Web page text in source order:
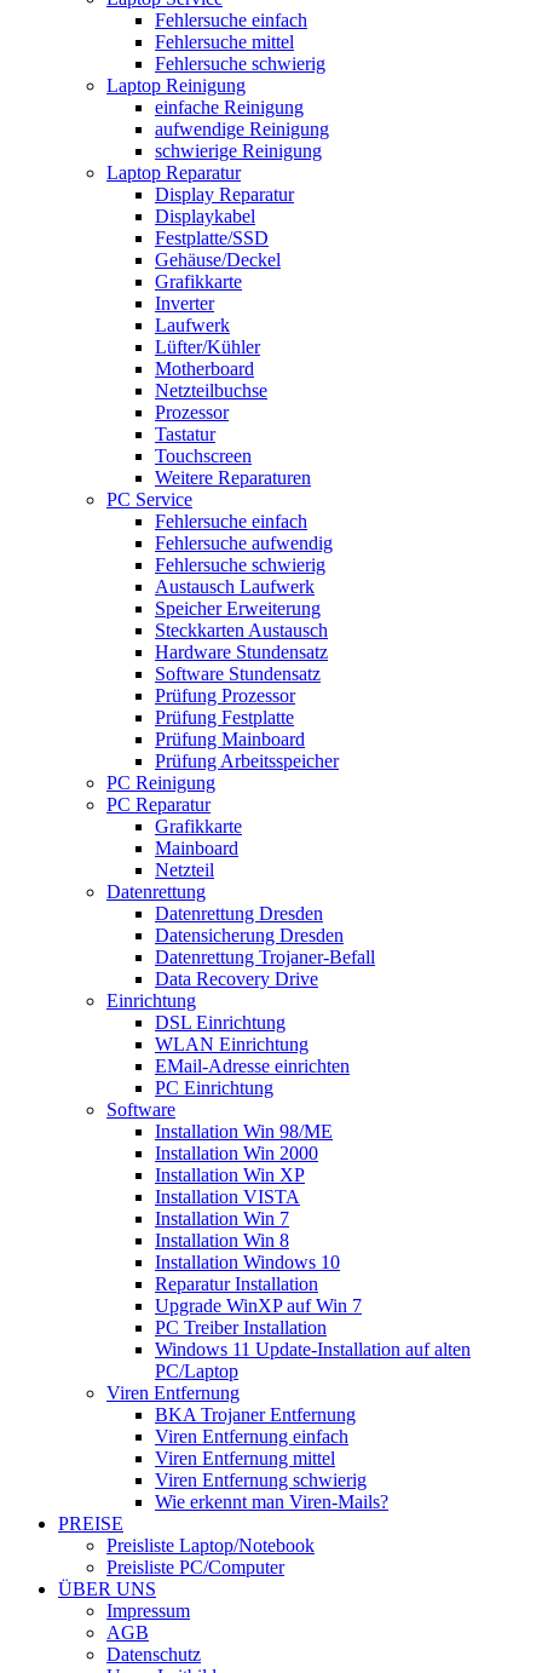
Fehlersuche einfach
Fehlersuche mittel
Fehlersuche schwierig
Laptop Reinigung
einfache Reinigung
aufwendige Reinigung
schwierige Reinigung
Laptop Reparatur
Display Reparatur
Displaykabel
Festplatte/SSD
Gehäuse/Deckel
Grafikkarte
Inverter
Laufwerk
Lüfter/Kühler
Motherboard
Netzteilbuchse
Prozessor
Tastatur
Touchscreen
Weitere Reparaturen
PC Service
Fehlersuche einfach
Fehlersuche aufwendig
Fehlersuche schwierig
Austausch Laufwerk
Speicher Erweiterung
Steckkarten Austausch
Hardware Stundensatz
Software Stundensatz
Prüfung Prozessor
Prüfung Festplatte
Prüfung Mainboard
Prüfung Arbeitsspeicher
PC Reinigung
PC Reparatur
Grafikkarte
Mainboard
Netzteil
Datenrettung
Datenrettung Dresden
Datensicherung Dresden
Datenrettung Trojaner-Befall
Data Recovery Drive
Einrichtung
DSL Einrichtung
WLAN Einrichtung
EMail-Adresse einrichten
PC Einrichtung
Software
Installation Win 98/ME
Installation Win 2000
Installation Win XP
Installation VISTA
Installation Win 7
Installation Win 8
Installation Windows 10
Reparatur Installation
Upgrade WinXP auf Win 7
PC Treiber Installation
Windows 11 Update-Installation auf alten
PC/Laptop
Viren Entfernung
BKA Trojaner Entfernung
Viren Entfernung einfach
Viren Entfernung mittel
Viren Entfernung schwierig
Wie erkennt man Viren-Mails?
PREISE
Preisliste Laptop/Notebook
Preisliste PC/Computer
ÜBER UNS
Impressum
AGB
Datenschutz